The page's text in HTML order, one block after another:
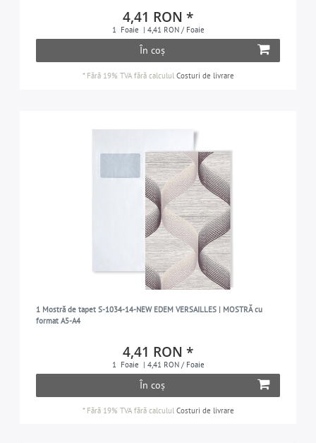
4,41 RON *
1 Foaie | 4,41 RON / Foaie
În coș
* Fără 19% TVAfără calculul Costuri de livrare
1 Mostră de tapet S-1034-14-NEW EDEM VERSAILLES | MOSTRĂ cu
format A5-A4
4,41 RON *
1 Foaie | 4,41 RON / Foaie
În coș
* Fără 19% TVAfără calculul Costuri de livrare